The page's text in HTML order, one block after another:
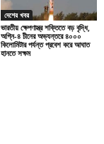
দেশের খবর
ভারতীয় ক্ষেপণাস্ত্র শক্তিতে বড় বৃদ্ধি,
অগ্নি-৪ চীনের অভ্যন্তরে ৪০০০
কিলোমিটার পর্যন্ত প্রবেশ করে আঘাত
হানতে সক্ষম